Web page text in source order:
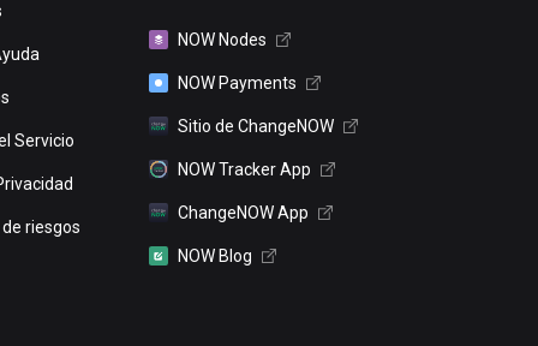
Servicio
riesgos
NOW Nodes
NOW Payments
Sitio de ChangeNOW
NOW Tracker App
ChangeNOW App
NOW Blog